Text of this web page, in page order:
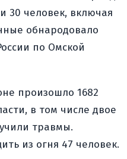
30 человек, включая
обнародовало
по Омской
произошло 1682
в том числе двое
травмы.
из огня 47 человек.